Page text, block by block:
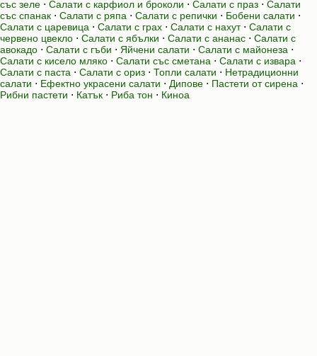
със зеле ⋅ Салати с карфиол и броколи ⋅ Салати с праз ⋅ Салати
със спанак ⋅ Салати с ряпа ⋅ Салати с репички ⋅ Бобени салати ⋅
Салати с царевица ⋅ Салати с грах ⋅ Салати с нахут⋅ Салати с
червено цвекло ⋅ Салати с ябълки ⋅ Салати с ананас ⋅ Салати с
авокадо ⋅ Салати с гъби ⋅ Яйчени салати ⋅ Салати с майонеза ⋅
Салати с кисело мляко ⋅ Салати със сметана ⋅ Салати с извара ⋅
Салати с паста ⋅ Салати с ориз ⋅ Топли салати ⋅ Нетрадиционни
салати ⋅ Ефектно украсени салати ⋅ Дипове ⋅ Пастети от сирена ⋅
Рибни пастети ⋅ Катък ⋅ Риба тон ⋅ Киноа